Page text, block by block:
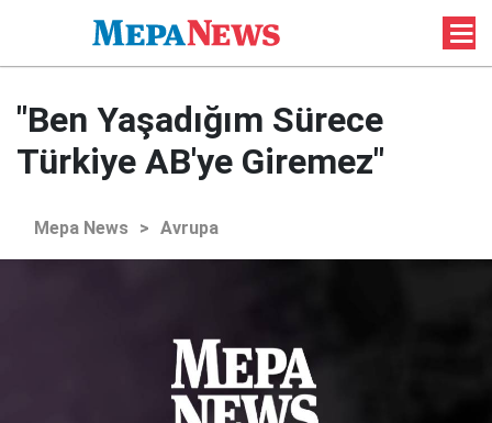
"Ben Yaşadığım Sürece
Türkiye AB'ye Giremez"
Mepa News > Avrupa